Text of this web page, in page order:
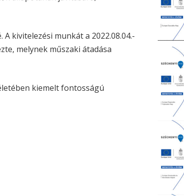
kivitelezési munkát a 2022.08.04.-
melynek műszaki átadása
kiemelt fontosságú